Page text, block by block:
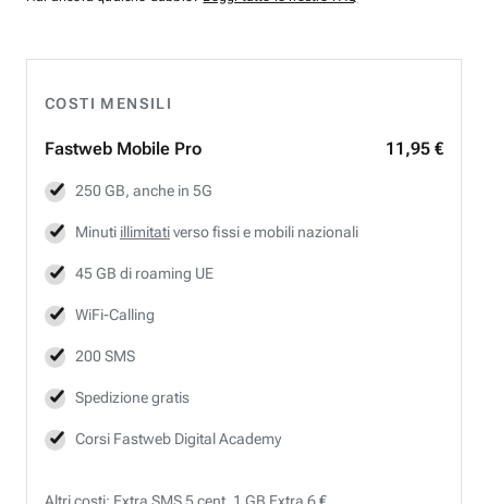
COSTI MENSILI
Fastweb Mobile Pro 11,95 €
250 GB, anche in 5G
Minuti illimitativerso fissi e mobili nazionali
45 GB di roaming UE
WiFi-Calling
200 SMS
Spedizione gratis
Corsi Fastweb Digital Academy
Altri costi: Extra SMS 5 cent, 1 GB Extra 6 €